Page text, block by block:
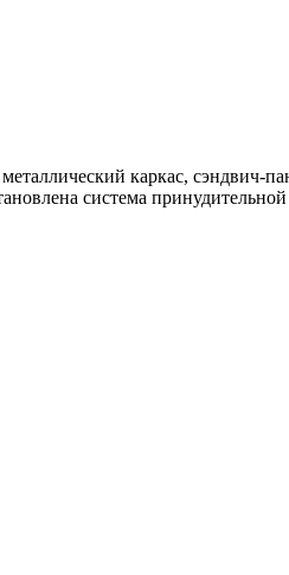
каркас, сэндвич-
система